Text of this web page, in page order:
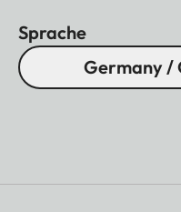
Sprache
Germany /